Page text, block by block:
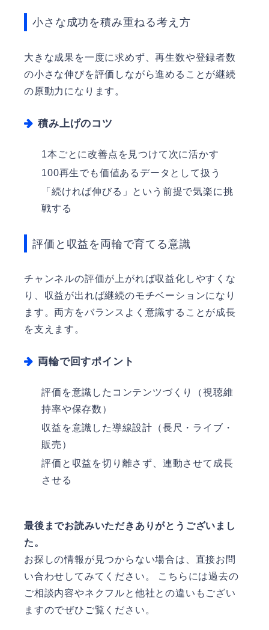
小さな成功を積み重ねる考え方
大きな成果を一度に求めず、再生数や登録者数
の小さな伸びを評価しながら進めることが継続
の原動力になります。
積み上げのコツ
1本ごとに改善点を見つけて次に活かす
100再生でも価値あるデータとして扱う
「続ければ伸びる」という前提で気楽に挑
戦する
評価と収益を両輪で育てる意識
チャンネルの評価が上がれば収益化しやすくな
り、収益が出れば継続のモチベーションになり
ます。両方をバランスよく意識することが成長
を支えます。
両輪で回すポイント
評価を意識したコンテンツづくり（視聴維
持率や保存数）
収益を意識した導線設計（長尺・ライブ・
販売）
評価と収益を切り離さず、連動させて成長
させる
最後までお読みいただきありがとうございまし
た。
お探しの情報が見つからない場合は、直接お問
い合わせしてみてください。
こちら には過去の
ご相談内容やネクフルと他社との違いもござい
ますのでぜひご覧ください。